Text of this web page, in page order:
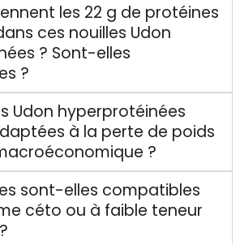
les 22 g de protéines
ces nouilles Udon
? Sont-elles
?
Udon hyperprotéinées
à la perte de poids
?
sont-elles compatibles
céto ou à faible teneur